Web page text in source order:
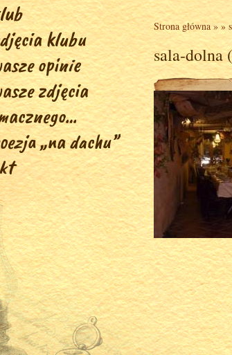
klubu
opinie
zdjęcia
„na dachu”
Strona główna» »
sala-dolna